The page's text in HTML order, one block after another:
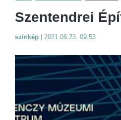
Szentendrei
színkép 2021.06.23. 09:53